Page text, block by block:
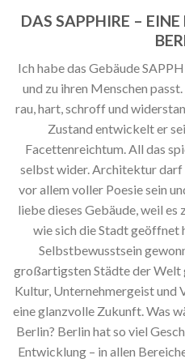
DAS SAPPHIRE –
Ich habe das Gebäude
und zu ihren Menschen
rau, hart, schroff und
Zustand entwickelt er
Facettenreichtum. All das
selbst wider. Architektur darf
vor allem voller Poesie sein
liebe dieses Gebäude, weil es
wie sich die Stadt geöffnet
Selbstbewusstsein
großartigsten Städte der Welt
Kultur, Unternehmergeist und
eine glanzvolle Zukunft. Was
Berlin? Berlin hat so viel
Entwicklung – in allen